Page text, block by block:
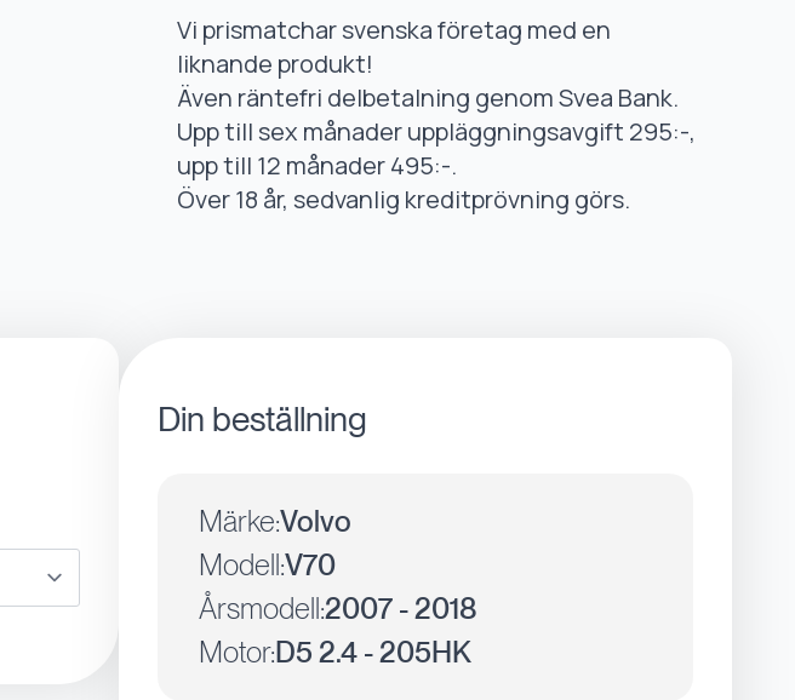
Vi prismatchar svenska företag med en
liknande produkt!
Även räntefri delbetalning genom Svea Bank.
Upp till sex månader uppläggningsavgift 295:-,
upp till 12 månader 495:-.
Över 18 år, sedvanlig kreditprövning görs.
Din beställning
Märke:Volvo
Modell:V70
Årsmodell:2007 - 2018
Motor:D5 2.4 - 205HK